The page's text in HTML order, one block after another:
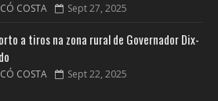
COSTA Sept 27, 2025
a tiros na zona rural de Governador Dix-
COSTA Sept 22, 2025